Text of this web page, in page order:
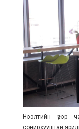
Нээлтийн үеэр